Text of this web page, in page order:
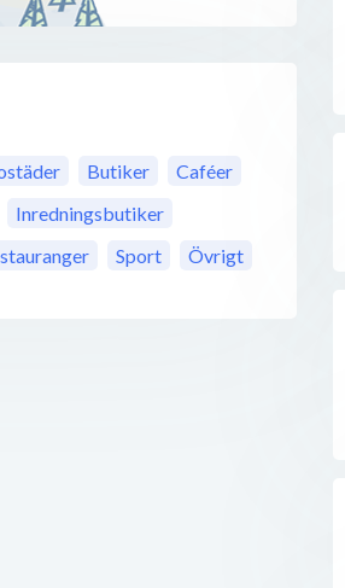
Butiker
Caféer
Inredningsbutiker
Sport Övrigt